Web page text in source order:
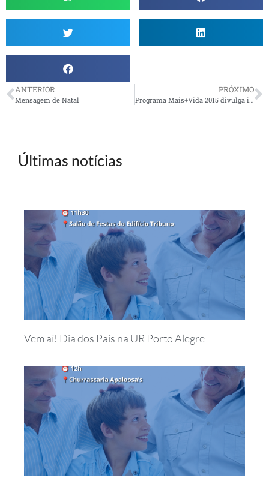
ANTERIOR
Mensagem de Natal
PRÓXIMO
Programa Mais+Vida 2015 divulga inclusões e renovações
Últimas notícias
Vem aí! Dia dos Pais na UR Porto Alegre